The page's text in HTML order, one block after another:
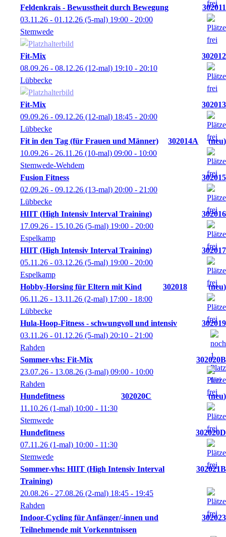
Feldenkrais - Bewusstheit durch Bewegung
302011
03.11.26 - 01.12.26 (5-mal) 19:00 - 20:00
Stemwede
Fit-Mix
302012
08.09.26 - 08.12.26 (12-mal) 19:10 - 20:10
Lübbecke
Fit-Mix
302013
09.09.26 - 09.12.26 (12-mal) 18:45 - 20:00
Lübbecke
Fit in den Tag (für Frauen und Männer)
302014A
neu
10.09.26 - 26.11.26 (10-mal) 09:00 - 10:00
Stemwede-Wehdem
Fusion Fitness
302015
02.09.26 - 09.12.26 (13-mal) 20:00 - 21:00
Lübbecke
HIIT (High Intensiv Interval Training)
302016
17.09.26 - 15.10.26 (5-mal) 19:00 - 20:00
Espelkamp
HIIT (High Intensiv Interval Training)
302017
05.11.26 - 03.12.26 (5-mal) 19:00 - 20:00
Espelkamp
Hobby-Horsing für Eltern mit Kind
302018
neu
06.11.26 - 13.11.26 (2-mal) 17:00 - 18:00
Lübbecke
Hula-Hoop-Fitness - schwungvoll und intensiv
302019
03.11.26 - 01.12.26 (5-mal) 20:10 - 21:00
Rahden
Sommer-vhs: Fit-Mix
302020B
23.07.26 - 13.08.26 (3-mal) 09:00 - 10:00
Rahden
Hundefitness
302020C
neu
11.10.26 (1-mal) 10:00 - 11:30
Stemwede
Hundefitness
302020D
07.11.26 (1-mal) 10:00 - 11:30
Stemwede
Sommer-vhs: HIIT (High Intensiv Interval
Training)
302021B
20.08.26 - 27.08.26 (2-mal) 18:45 - 19:45
Rahden
Indoor-Cycling für Anfänger/-innen und
Teilnehmende mit Vorkenntnissen
302023